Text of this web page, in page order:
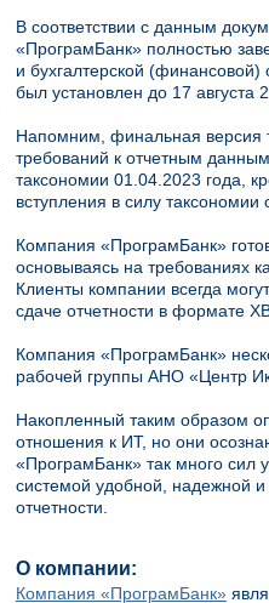
В соответствии с данным
«ПрограмБанк» полностью
и бухгалтерской
был установлен до 17 августа
Напомним, финальная версия
требований к отчетным
таксономии 01.04.2023 года,
вступления в силу
Компания «ПрограмБанк»
основываясь на требованиях
Клиенты компании всегда
сдаче отчетности в формате
Компания «ПрограмБанк»
рабочей группы АНО «Центр
Накопленный таким образом
отношения к ИТ, но они
«ПрограмБанк» так много сил
системой удобной, надежной и
отчетности.
О компании:
Компания «ПрограмБанк»